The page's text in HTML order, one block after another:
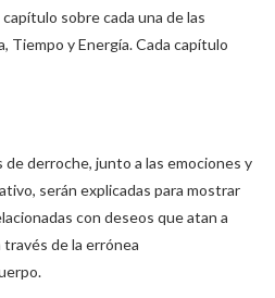
sobre cada una de las
Tiempo y Energía. Cada capítulo
de derroche, junto a las emociones y
serán explicadas para mostrar
con deseos que atan a
de la errónea